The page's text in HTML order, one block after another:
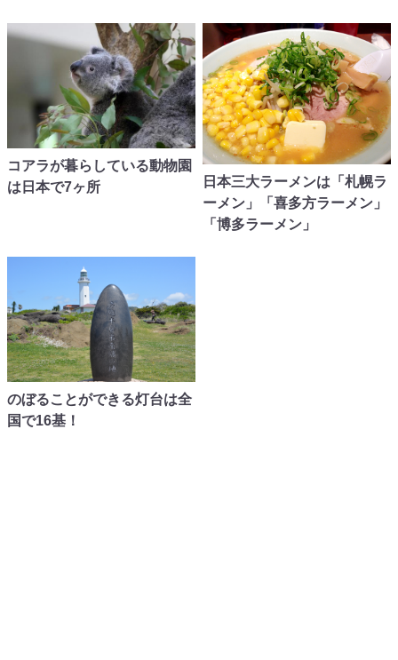
コアラが暮らしている動物園
は日本で7ヶ所
日本三大ラーメンは「札幌ラ
ーメン」「喜多方ラーメン」
「博多ラーメン」
のぼることができる灯台は全
国で16基！